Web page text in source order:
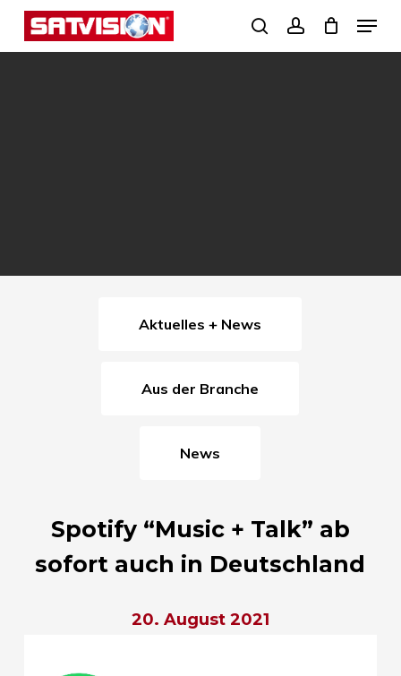
Skip
search
Menu
Aktuelles + News
Aus der Branche
News
Spotify “Music + Talk” ab
sofort auch in Deutschland
20. August 2021